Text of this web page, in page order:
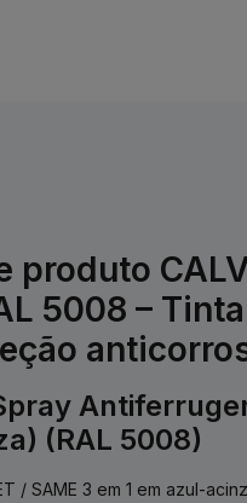
produto
5008 –
(RAL 5008)
/ SAME 3 em 1 em azul-